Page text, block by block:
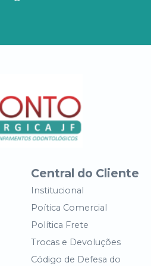
Central do Cliente
Institucional
Poítica Comercial
Política Frete
Trocas e Devoluções
Código de Defesa do